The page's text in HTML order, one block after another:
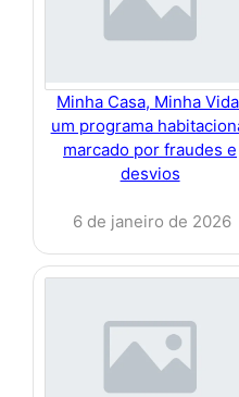
Minha Casa, Minha
um programa
marcado por fraudes e
desvios
6 de janeiro de 2026